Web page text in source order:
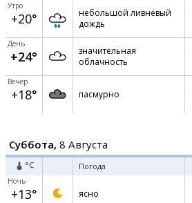
Утро
+20°
небольшой ливневый
дождь
День
+24°
значительная
облачность
Вечер
+18° пасмурно
Суббота, 8 Августа
°C Погода
Ночь
+13° ясно